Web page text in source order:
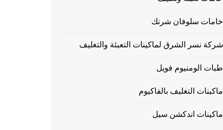
خامات سلوفان شرنك
شركة نسر الشرق لماكينات التعبئة والتغليف
طبات الومنيوم فويل
ماكينات التغليف بالفاكيوم
ماكينات اندكشن سيل